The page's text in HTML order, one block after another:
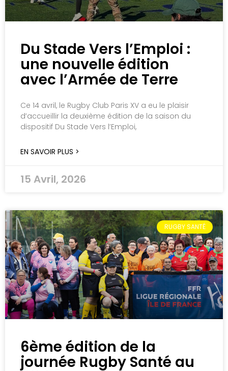
Du Stade Vers l’Emploi :
une nouvelle édition
avec l’Armée de Terre
Ce 14 avril, le Rugby Club Paris XV a eu le plaisir
d’accueillir la deuxième édition de la saison du
dispositif Du Stade Vers l’Emploi,
EN SAVOIR PLUS >
15 Avril, 2026
RUGBY SANTÉ
6ème édition de la
journée Rugby Santé au